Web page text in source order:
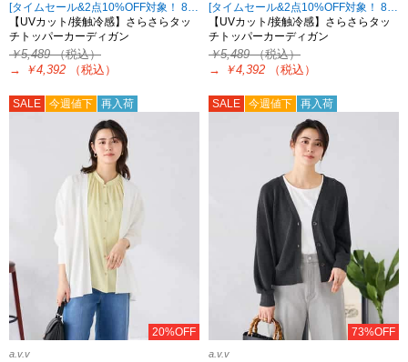
[タイムセール&2点10%OFF対象！ 8/18 8:59まで]
【UVカット/接触冷感】さらさらタッ
チトッパーカーディガン
￥5,489（税込）
→
￥4,392 （税込）
[タイムセール&2点10%OFF対象！ 8/18 8:59まで]
【UVカット/接触冷感】さらさらタッ
チトッパーカーディガン
￥5,489（税込）
→
￥4,392 （税込）
SALE 今週値下 再入荷
20%OFF
a.v.v
SALE 今週値下 再入荷
73%OFF
a.v.v